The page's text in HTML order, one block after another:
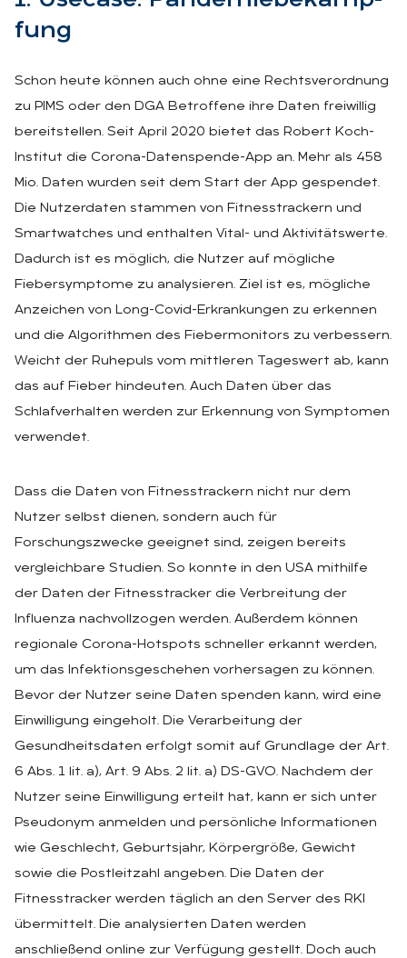
fung
Schon heute können auch ohne eine Rechtsverordnung
zu PIMS oder den DGA Betroffene ihre Daten freiwillig
bereitstellen. Seit April 2020 bietet das Robert Koch-
Institut die Corona-Datenspende-App an. Mehr als 458
Mio. Daten wurden seit dem Start der App gespendet.
Die Nutzerdaten stammen von Fitnesstrackern und
Smartwatches und enthalten Vital- und Aktivitätswerte.
Dadurch ist es möglich, die Nutzer auf mögliche
Fiebersymptome zu analysieren. Ziel ist es, mögliche
Anzeichen von Long-Covid-Erkrankungen zu erkennen
und die Algorithmen des Fiebermonitors zu verbessern.
Weicht der Ruhepuls vom mittleren Tageswert ab, kann
das auf Fieber hindeuten. Auch Daten über das
Schlafverhalten werden zur Erkennung von Symptomen
verwendet.
Dass die Daten von Fitnesstrackern nicht nur dem
Nutzer selbst dienen, sondern auch für
Forschungszwecke geeignet sind, zeigen bereits
vergleichbare Studien. So konnte in den USA mithilfe
der Daten der Fitnesstracker die Verbreitung der
Influenza nachvollzogen werden. Außerdem können
regionale Corona-Hotspots schneller erkannt werden,
um das Infektionsgeschehen vorhersagen zu können.
Bevor der Nutzer seine Daten spenden kann, wird eine
Einwilligung eingeholt. Die Verarbeitung der
Gesundheitsdaten erfolgt somit auf Grundlage der Art.
6 Abs. 1 lit. a), Art. 9 Abs. 2 lit. a) DS-GVO. Nachdem der
Nutzer seine Einwilligung erteilt hat, kann er sich unter
Pseudonym anmelden und persönliche Informationen
wie Geschlecht, Geburtsjahr, Körpergröße, Gewicht
sowie die Postleitzahl angeben. Die Daten der
Fitnesstracker werden täglich an den Server des RKI
übermittelt. Die analysierten Daten werden
anschließend online zur Verfügung gestellt. Doch auch